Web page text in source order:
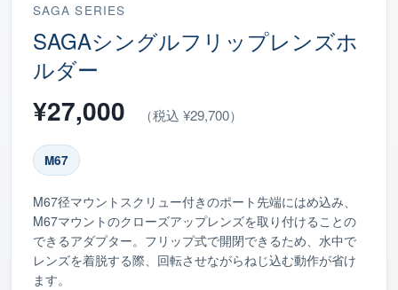
SAGA SERIES
SAGAシングルフリップレンズホ
ルダー
¥27,000 （税込 ¥29,700）
M67
M67径マウントスクリュー付きのポート先端にはめ込み、
M67マウントのクローズアップレンズを取り付けることの
できるアダプター。フリップ式で開閉できるため、水中で
レンズを着脱する際、回転させながらねじ込む動作が省け
ます。